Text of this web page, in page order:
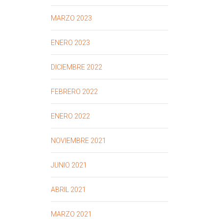
MARZO 2023
ENERO 2023
DICIEMBRE 2022
FEBRERO 2022
ENERO 2022
NOVIEMBRE 2021
JUNIO 2021
ABRIL 2021
MARZO 2021